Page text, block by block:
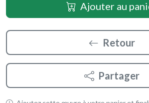
Ajouter au
Retour
Partager